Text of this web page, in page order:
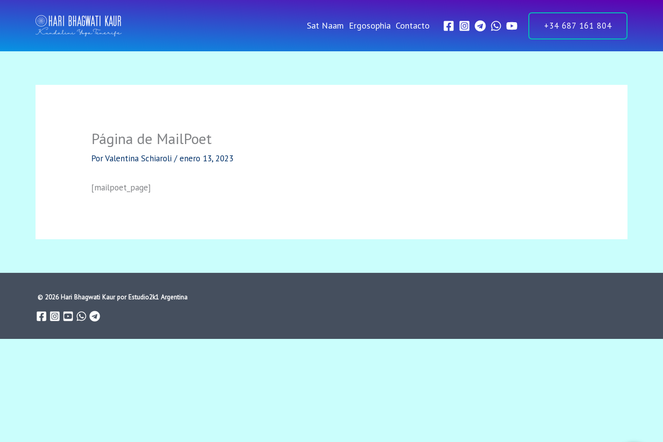
Sat Naam Ergosophia Contacto +34 687 161 804
Página de MailPoet
PorValentina Schiaroli/enero 13, 2023
[mailpoet_page]
© 2026 Hari Bhagwati Kaur porEstudio2k1 Argentina